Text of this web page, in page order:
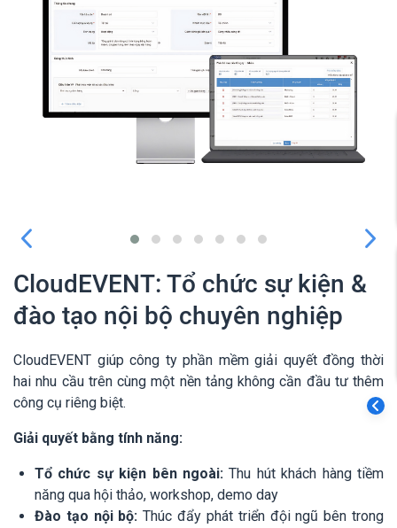
CloudEVENT: Tổ chức sự kiện &
đào tạo nội bộ chuyên nghiệp
CloudEVENT giúp công ty phần mềm giải quyết đồng thời
hai nhu cầu trên cùng một nền tảng không cần đầu tư thêm
công cụ riêng biệt.
Giải quyết bằng tính năng:
Tổ chức sự kiện bên ngoài: Thu hút khách hàng tiềm
năng qua hội thảo, workshop, demo day
Đào tạo nội bộ: Thúc đẩy phát triển đội ngũ bên trong